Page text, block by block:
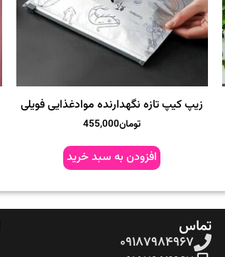
زیپ کیپ تازه نگهدارنده موادغذایی فویلی
تومان455,000
افزودن به سبد خرید
تماس
۰۹۱۸۷۹۸۴۹۶۷